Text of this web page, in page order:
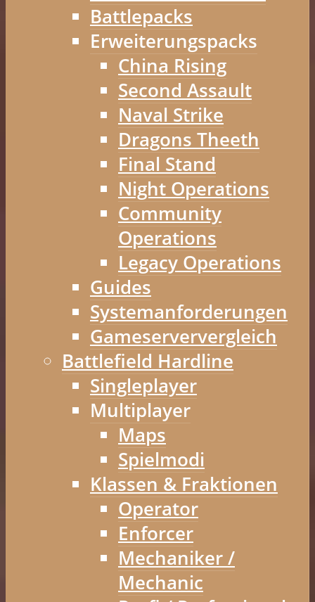
Battlepacks
Erweiterungspacks
China Rising
Second Assault
Naval Strike
Dragons Theeth
Final Stand
Night Operations
Community
Operations
Legacy Operations
Guides
Systemanforderungen
Gameserververgleich
Battlefield Hardline
Singleplayer
Multiplayer
Maps
Spielmodi
Klassen & Fraktionen
Operator
Enforcer
Mechaniker /
Mechanic